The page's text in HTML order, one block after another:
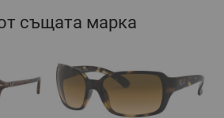
същата марка